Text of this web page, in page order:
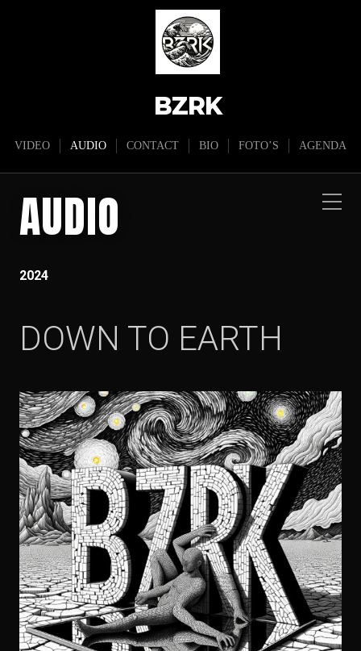
BZRK
VIDEO AUDIO CONTACT BIO FOTO’S AGENDA
AUDIO
2024
DOWN TO EARTH